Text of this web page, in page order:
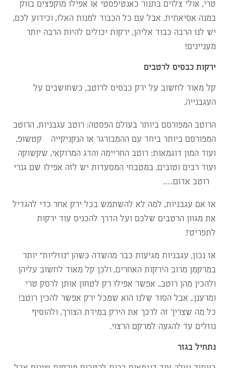
טרי, אולי צלוים בתנור כאנטיפסטי או אפילו מוקפצים בווק
במנה אסיאתית. אבל עם כל הכבוד למנות האלו, וכידוע לכם,
יש לנו הרבה כבוד אליהן, ירקות יכולים להיות הרבה יותר
מעניינים!
ירקות כבסיס לרטבים
קל מאוד לחשוב על ירק כבסיס לרוטב, כשחושבים על
העגבנייה.
הרוטב המפורסם ביותר בעולם הפסטה: רוטב עגבניות, הרוטב
המפורסם ביותר ביחד עם ההמבורגר או הנקניקייה – קטשופ,
ועוד המון דוגמאות: רוטב החריימה והדג המרוקאי, שקשוקה
ועוד רבים וטובים. במטבחי המסעדות יש לזה אפילו שם גנרי
– רוטב אדום….
אז אם עגבניות, למה לא להשתמש בכל ירק אחר כדי להגדיל
את מגוון הרטבים שלכם ועל הדרך להכניס עוד ירקות
לתפריט?
אז נכון, עגבניות מגיעות כבר מהשדה כשהן “נוזליות” יותר
במרקמן מרוב הירקות האחרים, ולכן קל מאוד לחשוב עליהן
ולהכין מהן רוטב.. אפשר אפילו רק לטחון אותן לרסק טרי
ומרענן.. אבל הסוד שלנו הוא שמכל ירק אפשר להכין רוטב!
כל מה שצריך זה לרכך את הירק במידת הצורך, ולהוסיף
נוזלים עד להגעה למרקם הרצוי.
נתחיל בגזר